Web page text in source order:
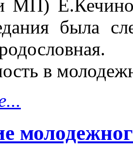
была
в